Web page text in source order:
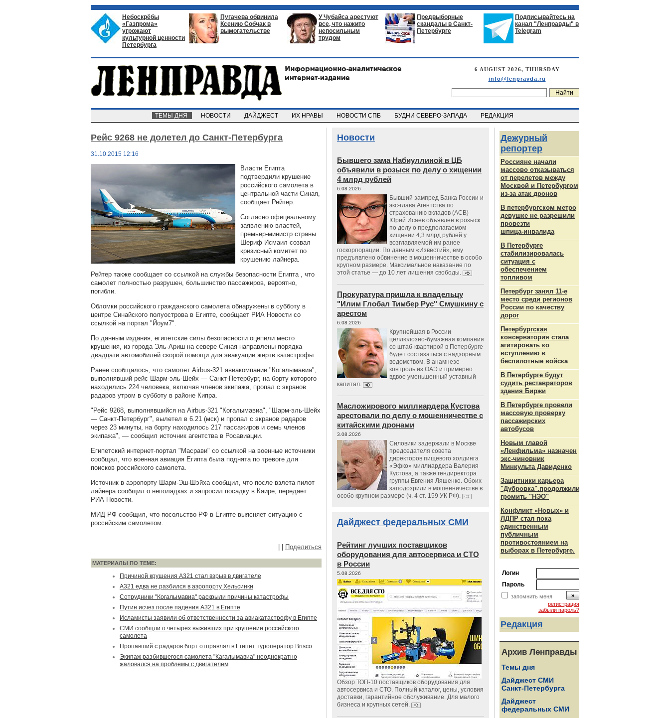
Небоскрёбы
«Газпрома»
угрожают
культурной ценности
Петербурга
Пугачева обвинила
Ксению Собчак в
вымогательстве
У Чубайса арестуют
все, что нажито
непосильным
трудом
Предвыборные
скандалы в Санкт-
Петербурге
Подписывайтесь на
канал "Ленправды" в
Telegram
6 AUGUST 2026, THURSDAY
info@lenpravda.ru
ТЕМЫ ДНЯ НОВОСТИ ДАЙДЖЕСТ ИХ НРАВЫ НОВОСТИ СПБ БУДНИ СЕВЕРО-ЗАПАДА РЕДАКЦИЯ
Рейс 9268 не долетел до Санкт-Петербурга
31.10.2015 12:16
Власти Египта
подтвердили крушение
российского самолета в
центральной части Синая,
сообщает Рейтер.
Согласно официальному
заявлению властей,
премьер-министр страны
Шериф Исмаил созвал
кризисный комитет по
крушению лайнера.
Рейтер также сообщает со ссылкой на службы безопасности Египта , что
самолет полностью разрушен, большинство пассажиров, вероятно,
погибли.
Обломки российского гражданского самолета обнаружены в субботу в
центре Синайского полуострова в Египте, сообщает РИА Новости со
ссылкой на портал "Йоум7".
По данным издания, египетские силы безопасности оцепили место
крушения, из города Эль-Ариш на севере Синая направлены порядка
двадцати автомобилей скорой помощи для эвакуации жертв катастрофы.
Ранее сообщалось, что самолет Airbus-321 авиакомпании "Когалымавиа",
выполнявший рейс Шарм-эль-Шейх — Санкт-Петербург, на борту которого
находились 224 человека, включая членов экипажа, пропал с экранов
радаров утром в субботу в районе Кипра.
"Рейс 9268, выполнявшийся на Airbus-321 "Когалымавиа", "Шарм-эль-Шейх
— Санкт-Петербург", вылетел в 6.21 (мск) и пропал с экранов радаров
через 23 минуты, на борту находилось 217 пассажиров и семь членов
экипажа", — сообщил источник агентства в Росавиации.
Египетский интернет-портал "Масрави" со ссылкой на военные источники
сообщал, что военная авиация Египта была поднята по тревоге для
поисков российского самолета.
Источник в аэропорту Шарм-Эш-Шэйха сообщил, что после взлета пилот
лайнера сообщил о неполадках и запросил посадку в Каире, передает
РИА Новости.
МИД РФ сообщил, что посольство РФ в Египте выясняет ситуацию с
российским самолетом.
Поделиться
МАТЕРИАЛЫ ПО ТЕМЕ:
Причиной крушения А321 стал взрыв в двигателе
А321 едва не разбился в аэропорту Хельсинки
Сотрудники "Когалымавиа" раскрыли причины катастрофы
Путин исчез после падения А321 в Египте
Исламисты заявили об ответственности за авиакатастрофу в Египте
СМИ сообщли о четырех выживших при крушении российского
самолета
Пропавший с радаров борт отправлял в Египет туроператор Brisco
Экипаж разбившегося самолета "Кагалымавиа" неоднократно
жаловался на проблемы с двигателем
Новости
Бывшего зама Набиуллиной в ЦБ
объявили в розыск по делу о хищении
4 млрд рублей
6.08.2026
Бывший зампред Банка России и
экс-глава Агентства по
страхованию вкладов (АСВ)
Юрий Исаев объявлен в розыск
по делу о предполагаемом
хищении 4,3 млрд рублей у
возглавляемой им ранее
госкорпорации. По данным «Известий», ему
предъявлено обвинение в мошенничестве в особо
крупном размере. Максимальное наказание по
этой статье — до 10 лет лишения свободы.
Прокуратура пришла к владельцу
"Илим Глобал Тимбер Рус" Смушкину с
арестом
6.08.2026
Крупнейшая в России
целлюлозно-бумажная компания
со штаб-квартирой в Петербурге
будет состязаться с надзорным
ведомством. В анамнезе -
контроль из ОАЭ и примерно
вдвое уменьшенный уставный
капитал.
Масложирового миллиардера Кустова
арестовали по делу о мошенничестве с
китайскими дронами
3.08.2026
Силовики задержали в Москве
председателя совета
директоров пищевого холдинга
«Эфко» миллиардера Валерия
Кустова, а также гендиректора
группы Евгения Ляшенко. Обоих
заподозрили в мошенничестве в
особо крупном размере (ч. 4 ст. 159 УК РФ).
Дайджест федеральных СМИ
Рейтинг лучших поставщиков
оборудования для автосервиса и СТО
в России
5.08.2026
Обзор ТОП-10 поставщиков оборудования для
автосервиса и СТО. Полный каталог, цены, условия
доставки, гарантийное обслуживание. Для малого
бизнеса и крупных сетей.
Дежурный
репортер
Россияне начали
массово отказываться
от перелетов между
Москвой и Петербургом
из-за атак дронов
В петербургском метро
девушке не разрешили
провезти
шпица‑инвалида
В Петербурге
стабилизировалась
ситуация с
обеспечением
топливом
Петербург занял 11-е
место среди регионов
России по качеству
дорог
Петербургская
консерватория стала
агитировать ко
вступлению в
беспилотные войска
В Петербурге будут
судить реставраторов
здания Биржи
В Петербурге провели
массовую проверку
пассажирских
автобусов
Новым главой
«Ленфильма» назначен
экс-чиновник
Минкульта Давиденко
Защитники карьера
"Дубровка".продолжили
громить "НЭО"
Конфликт «Новых» и
ЛДПР стал пока
единственным
публичным
противостоянием на
выборах в Петербурге.
Логин
Пароль
запомнить меня
регистрация
забыли пароль?
Редакция
Архив Ленправды
Темы дня
Дайджест СМИ
Санкт-Петербурга
Дайджест
федеральных СМИ